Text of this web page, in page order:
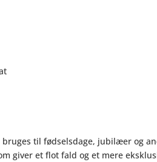
til fødselsdage, jubilæer og
giver et flot fald og et mere